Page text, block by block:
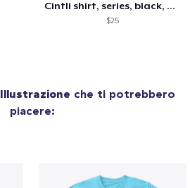
Cintli shirt, series, black, and white
$25
Illustrazione che ti potrebbero
piacere: